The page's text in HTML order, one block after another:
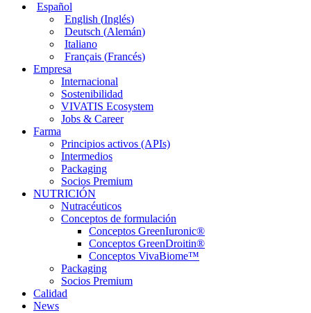
Español
English(Inglés)
Deutsch(Alemán)
Italiano
Français(Francés)
Empresa
Internacional
Sostenibilidad
VIVATIS Ecosystem
Jobs & Career
Farma
Principios activos (APIs)
Intermedios
Packaging
Socios Premium
NUTRICIÓN
Nutracéuticos
Conceptos de formulación
Conceptos GreenIuronic®
Conceptos GreenDroitin®
Conceptos VivaBiome™
Packaging
Socios Premium
Calidad
News